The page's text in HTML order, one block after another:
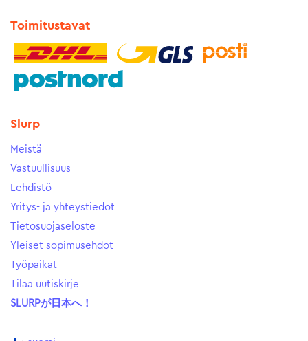
Toimitustavat
Slurp
Meistä
Vastuullisuus
Lehdistö
Yritys- ja yhteystiedot
Tietosuojaseloste
Yleiset sopimusehdot
Työpaikat
Tilaa uutiskirje
SLURPが日本へ！